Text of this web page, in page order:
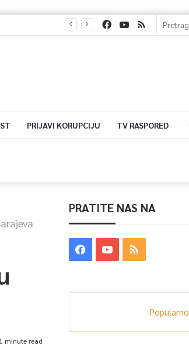
PRIJAVI KORUPCIJU TV RASPORED
minute read
PRATITE NAS NA
Popularno